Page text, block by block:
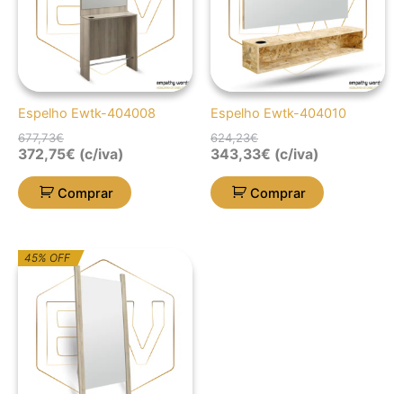
Espelho Ewtk-404008
677,73€
372,75€ (c/iva)
Comprar
Espelho Ewtk-404010
624,23€
343,33€ (c/iva)
Comprar
45% OFF O
preço
era:
1.034,43€.
O
preço
é:
568,94€.